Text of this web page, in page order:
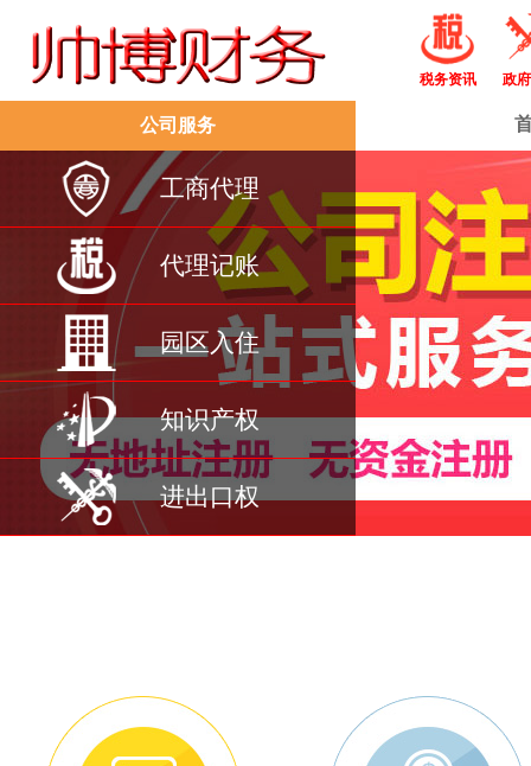
税务资讯 政
公司服务
工商代理
代理记账
园区入住
知识产权
进出口权